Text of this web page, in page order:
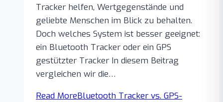
Tracker helfen, Wertgegenstände und
geliebte Menschen im Blick zu behalten.
Doch welches System ist besser geeignet:
ein Bluetooth Tracker oder ein GPS
gestützter Tracker In diesem Beitrag
vergleichen wir die…
Read MoreBluetooth Tracker vs. GPS-